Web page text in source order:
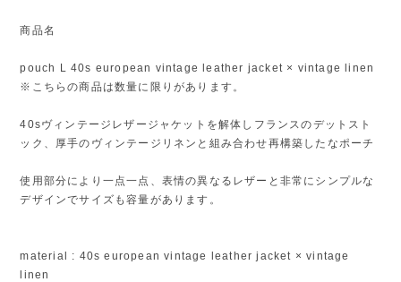
商品名
pouch L 40s european vintage leather jacket × vintage linen
※こちらの商品は数量に限りがあります。
40sヴィンテージレザージャケットを解体しフランスのデットスト
ック、厚手のヴィンテージリネンと組み合わせ再構築したなポーチ
使用部分により一点一点、表情の異なるレザーと非常にシンプルな
デザインでサイズも容量があります。
material : 40s european vintage leather jacket × vintage
linen